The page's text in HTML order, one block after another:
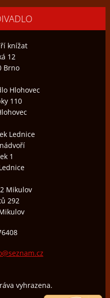
knížat
12
Brno
Hlohovec
110
Lednice
1
Mikulov
292
znam.cz
vyhrazena.